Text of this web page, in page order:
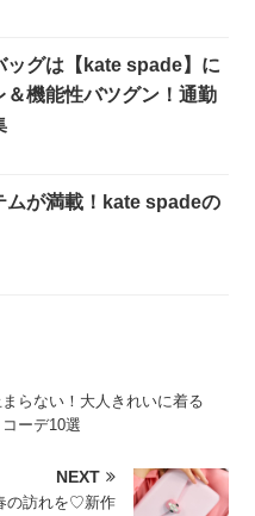
ッグは【kate spade】に
＆機能性バツグン！通勤
ムが満載！kate spadeの
らない！大人きれいに着る
コーデ10選
NEXT
の訪れを♡新作